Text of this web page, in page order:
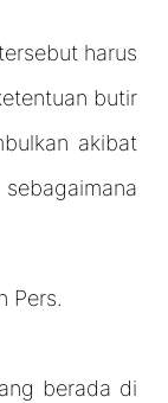
harus
butir
akibat
Pers.
berada di